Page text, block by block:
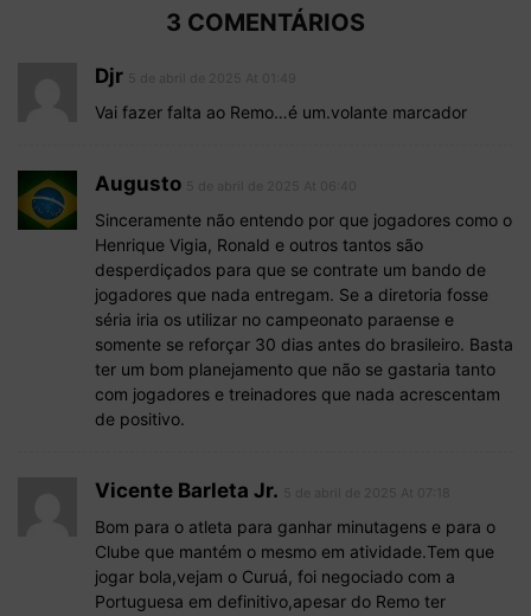
3 COMENTÁRIOS
Djr
Vai fazer falta ao Remo…é um.volante marcador
Augusto
Sinceramente não entendo por que jogadores como o
Henrique Vigia, Ronald e outros tantos são
desperdiçados para que se contrate um bando de
jogadores que nada entregam. Se a diretoria fosse
séria iria os utilizar no campeonato paraense e
somente se reforçar 30 dias antes do brasileiro. Basta
ter um bom planejamento que não se gastaria tanto
com jogadores e treinadores que nada acrescentam
de positivo.
Vicente Barleta Jr.
Bom para o atleta para ganhar minutagens e para o
Clube que mantém o mesmo em atividade.Tem que
jogar bola,vejam o Curuá, foi negociado com a
Portuguesa em definitivo,apesar do Remo ter